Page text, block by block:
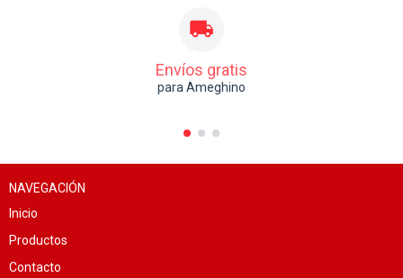
Envíos gratis
para Ameghino
NAVEGACIÓN
Inicio
Productos
Contacto